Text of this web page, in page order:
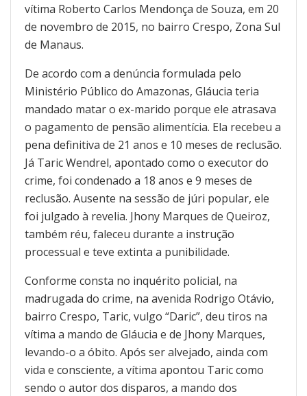
vítima Roberto Carlos Mendonça de Souza, em 20
de novembro de 2015, no bairro Crespo, Zona Sul
de Manaus.
De acordo com a denúncia formulada pelo
Ministério Público do Amazonas, Gláucia teria
mandado matar o ex-marido porque ele atrasava
o pagamento de pensão alimentícia. Ela recebeu a
pena definitiva de 21 anos e 10 meses de reclusão.
Já Taric Wendrel, apontado como o executor do
crime, foi condenado a 18 anos e 9 meses de
reclusão. Ausente na sessão de júri popular, ele
foi julgado à revelia. Jhony Marques de Queiroz,
também réu, faleceu durante a instrução
processual e teve extinta a punibilidade.
Conforme consta no inquérito policial, na
madrugada do crime, na avenida Rodrigo Otávio,
bairro Crespo, Taric, vulgo “Daric”, deu tiros na
vítima a mando de Gláucia e de Jhony Marques,
levando-o a óbito. Após ser alvejado, ainda com
vida e consciente, a vítima apontou Taric como
sendo o autor dos disparos, a mando dos